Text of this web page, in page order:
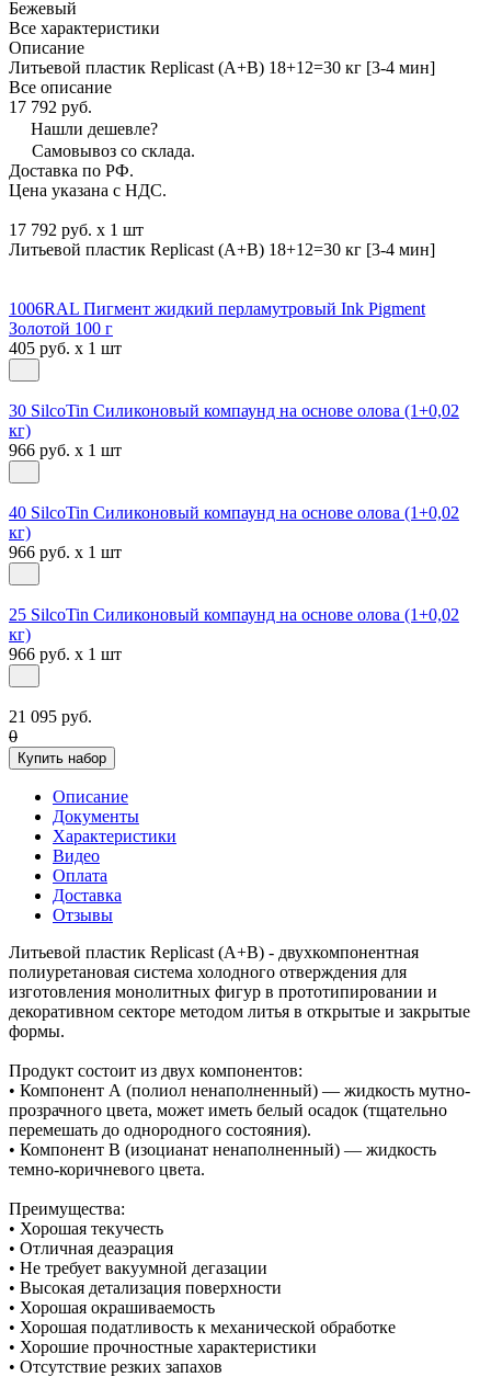
Бежевый
Все характеристики
Описание
Литьевой пластик Replicast (А+В) 18+12=30 кг [3-4 мин]
Все описание
17 792 руб.
Нашли дешевле?
Самовывоз со склада.
Доставка по РФ.
Цена указана с НДС.
17 792 руб. x 1 шт
Литьевой пластик Replicast (А+В) 18+12=30 кг [3-4 мин]
1006RAL Пигмент жидкий перламутровый Ink Pigment
Золотой 100 г
405 руб. x 1 шт
30 SilcoTin Силиконовый компаунд на основе олова (1+0,02
кг)
966 руб. x 1 шт
40 SilcoTin Силиконовый компаунд на основе олова (1+0,02
кг)
966 руб. x 1 шт
25 SilcoTin Силиконовый компаунд на основе олова (1+0,02
кг)
966 руб. x 1 шт
21 095 руб.
0
Купить набор
Описание
Документы
Характеристики
Видео
Оплата
Доставка
Отзывы
Литьевой пластик Replicast (А+В) - двухкомпонентная
полиуретановая система холодного отверждения для
изготовления монолитных фигур в прототипировании и
декоративном секторе методом литья в открытые и закрытые
формы.
Продукт состоит из двух компонентов:
• Компонент А (полиол ненаполненный) — жидкость мутно-
прозрачного цвета, может иметь белый осадок (тщательно
перемешать до однородного состояния).
• Компонент В (изоцианат ненаполненный) — жидкость
темно-коричневого цвета.
Преимущества:
• Хорошая текучесть
• Отличная деаэрация
• Не требует вакуумной дегазации
• Высокая детализация поверхности
• Хорошая окрашиваемость
• Хорошая податливость к механической обработке
• Хорошие прочностные характеристики
• Отсутствие резких запахов